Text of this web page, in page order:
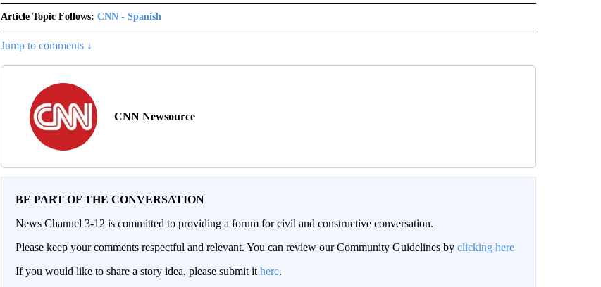
Article Topic Follows: CNN - Spanish
Jump to comments ↓
CNN Newsource
BE PART OF THE CONVERSATION
News Channel 3-12 is committed to providing a forum for civil and constructive conversation.
Please keep your comments respectful and relevant. You can review our Community Guidelines by clicking here
If you would like to share a story idea, please submit it here.